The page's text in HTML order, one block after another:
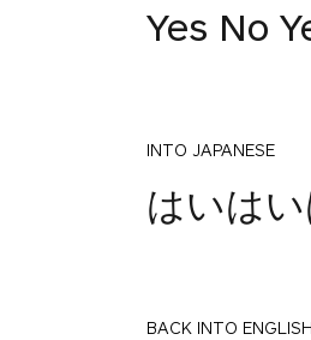
Yes No
INTO JAPANESE
はいは
BACK INTO ENGLISH